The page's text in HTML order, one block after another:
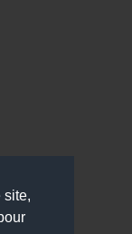
site,